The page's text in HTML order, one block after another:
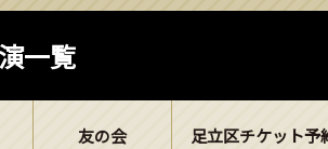
一覧
友の会 足立区チケット予